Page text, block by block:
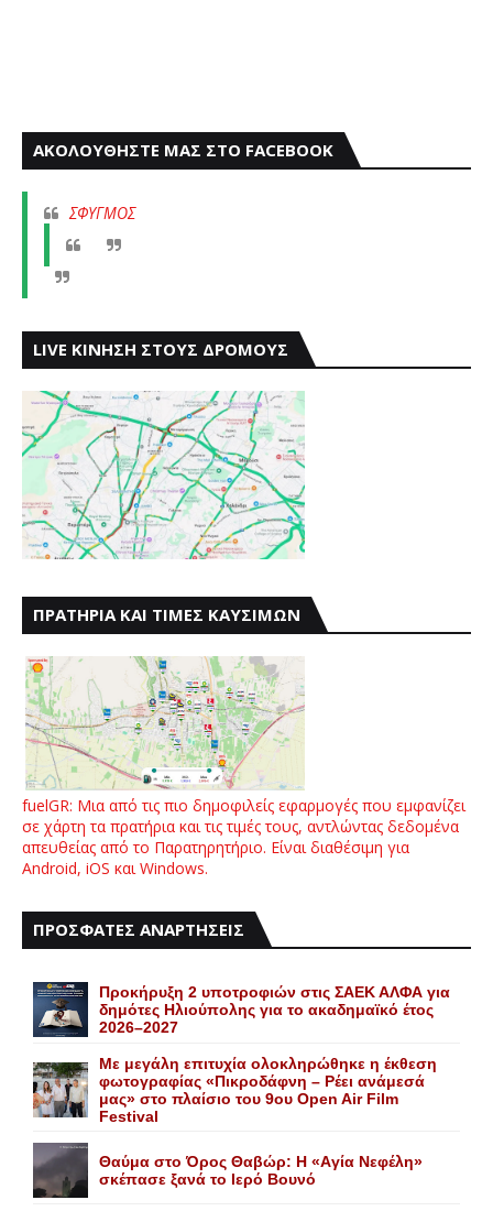
ΑΚΟΛΟΥΘΗΣΤΕ ΜΑΣ ΣΤΟ FACEBOOK
ΣΦΥΓΜΟΣ
LIVE ΚΙΝΗΣΗ ΣΤΟΥΣ ΔΡΟΜΟΥΣ
ΠΡΑΤΗΡΙΑ ΚΑΙ ΤΙΜΕΣ ΚΑΥΣΙΜΩΝ
fuelGR: Μια από τις πιο δημοφιλείς εφαρμογές που εμφανίζει
σε χάρτη τα πρατήρια και τις τιμές τους, αντλώντας δεδομένα
απευθείας από το Παρατηρητήριο. Είναι διαθέσιμη για
Android, iOS και Windows.
ΠΡΟΣΦΑΤΕΣ ΑΝΑΡΤΗΣΕΙΣ
Προκήρυξη 2 υποτροφιών στις ΣΑΕΚ ΑΛΦΑ για
δημότες Ηλιούπολης για το ακαδημαϊκό έτος
2026–2027
Με μεγάλη επιτυχία ολοκληρώθηκε η έκθεση
φωτογραφίας «Πικροδάφνη – Ρέει ανάμεσά
μας» στο πλαίσιο του 9ου Open Air Film
Festival
Θαύμα στο Όρος Θαβώρ: H «Aγία Nεφέλη»
σκέπασε ξανά το Iερό Bουνό